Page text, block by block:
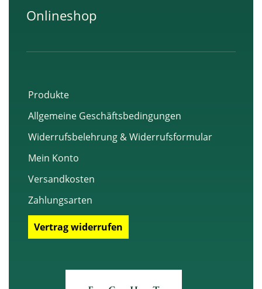
b
o
Onlineshop
Produkte
Allgemeine Geschäftsbedingungen
Widerrufsbelehrung & Widerrufsformular
Mein Konto
Versandkosten
Zahlungsarten
Vertrag widerrufen